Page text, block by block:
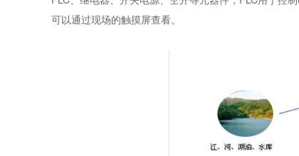
可以通过现场的触摸屏查看。